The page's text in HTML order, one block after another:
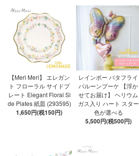
【Meri Meri】 エレガン
ト フローラル サイドプ
レート Elegant Floral Si
de Plates 紙皿 (293595)
1,650円(税150円)
レインボー バタフライ
バルーンブーケ 【浮か
せてお届け】 ヘリウム
ガス入り ハート スター
色が選べる
5,500円(税500円)